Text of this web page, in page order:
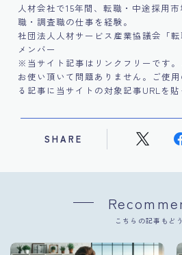
人材会社で15年間、転職・中途採用
職・調査職の仕事を経験。
社団法人人材サービス産業協議会「
メンバー
※当サイト記事はリンクフリーです
お使い頂いて問題ありません。ご使
る記事に当サイトの対象記事URLを貼
SHARE
こちらの記事もど